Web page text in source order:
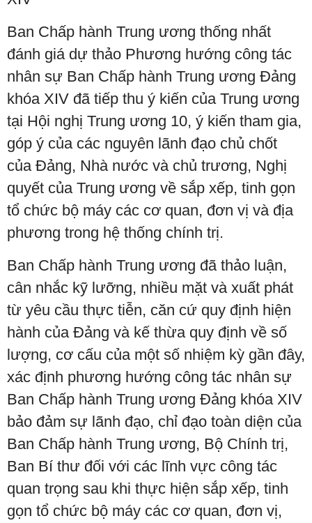
Ban Chấp hành Trung ương thống nhất
đánh giá dự thảo Phương hướng công tác
nhân sự Ban Chấp hành Trung ương Đảng
khóa XIV đã tiếp thu ý kiến của Trung ương
tại Hội nghị Trung ương 10, ý kiến tham gia,
góp ý của các nguyên lãnh đạo chủ chốt
của Đảng, Nhà nước và chủ trương, Nghị
quyết của Trung ương về sắp xếp, tinh gọn
tổ chức bộ máy các cơ quan, đơn vị và địa
phương trong hệ thống chính trị.
Ban Chấp hành Trung ương đã thảo luận,
cân nhắc kỹ lưỡng, nhiều mặt và xuất phát
từ yêu cầu thực tiễn, căn cứ quy định hiện
hành của Đảng và kế thừa quy định về số
lượng, cơ cấu của một số nhiệm kỳ gần đây,
xác định phương hướng công tác nhân sự
Ban Chấp hành Trung ương Đảng khóa XIV
bảo đảm sự lãnh đạo, chỉ đạo toàn diện của
Ban Chấp hành Trung ương, Bộ Chính trị,
Ban Bí thư đối với các lĩnh vực công tác
quan trọng sau khi thực hiện sắp xếp, tinh
gọn tổ chức bộ máy các cơ quan, đơn vị,